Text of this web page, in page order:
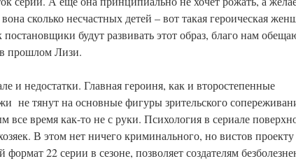
сколько несчастных детей – вот такая героическая
будут развивать этот образ, благо нам
прошлом Лизи.
и недостатки. Главная героиня, как и второстепенные
не тянут на основные фигуры зрительского
все время как-то не с руки. Психология в сериале
В этом нет ничего криминального, но вистов
22 серии в сезоне, позволяет создателям